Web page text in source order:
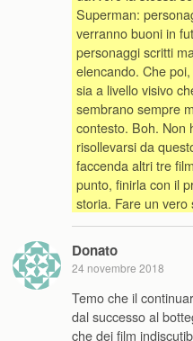
Superman:
verranno buoni in
personaggi scritti
elencando. Che
sia a livello visivo
sembrano sempre
contesto. Boh. Non
risollevarsi da
faccenda altri tre
punto, finirla con il
storia. Fare un vero
Donato
24 novembre 2018
Temo che il
dal successo al
che dei film